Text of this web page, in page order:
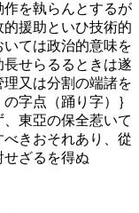
を執らんとするが
援助といひ技術的
ては政治的意味を
せらるるときは遂
又は分割の端諸を
字点（踊り字）｝
東亞の保全惹いて
きおそれあり、從
ざるを得ぬ